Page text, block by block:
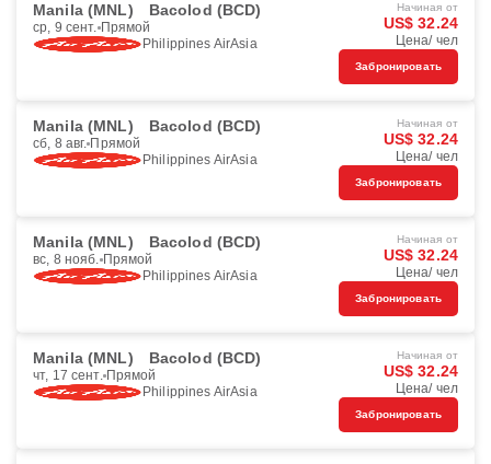
Manila (MNL) Bacolod (BCD)
ср, 9 сент. Прямой
Philippines AirAsia
Начиная от
US$ 32.24
Цена/ чел
Забронировать
Manila (MNL) Bacolod (BCD)
сб, 8 авг. Прямой
Philippines AirAsia
Начиная от
US$ 32.24
Цена/ чел
Забронировать
Manila (MNL) Bacolod (BCD)
вс, 8 нояб. Прямой
Philippines AirAsia
Начиная от
US$ 32.24
Цена/ чел
Забронировать
Manila (MNL) Bacolod (BCD)
чт, 17 сент. Прямой
Philippines AirAsia
Начиная от
US$ 32.24
Цена/ чел
Забронировать